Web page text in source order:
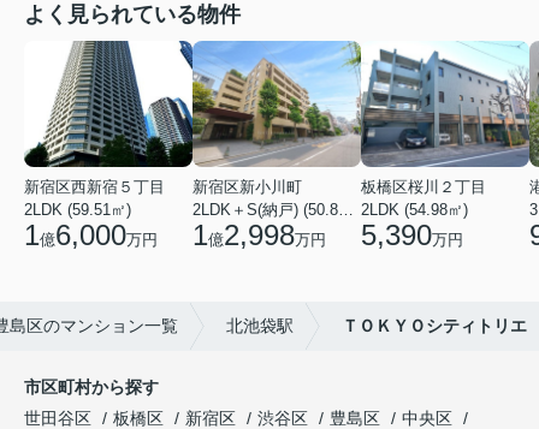
よく見られている物件
新宿区西新宿５丁目
2LDK (59.51㎡)
1億6,000万円
新宿区新小川町
1億2,998万円
板橋区桜川２丁目
2LDK (54.98㎡)
5,390万円
島区のマンション一覧 北池袋駅 ＴＯＫＹＯシティトリエ
市区町村から探す
世田谷区
板橋区 新宿区 渋谷区 豊島区
中央区